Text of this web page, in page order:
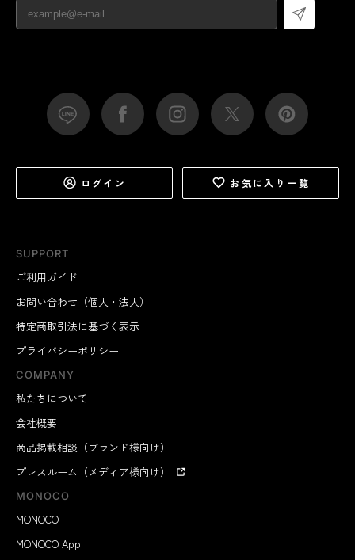
SUPPORT
ご利用ガイド
お問い合わせ（個人・法人）
特定商取引法に基づく表示
プライバシーポリシー
COMPANY
私たちについて
会社概要
商品掲載相談（ブランド様向け）
プレスルーム（メディア様向け）
MONOCO
MONOCO
MONOCO App
ログイン お気に入り一覧